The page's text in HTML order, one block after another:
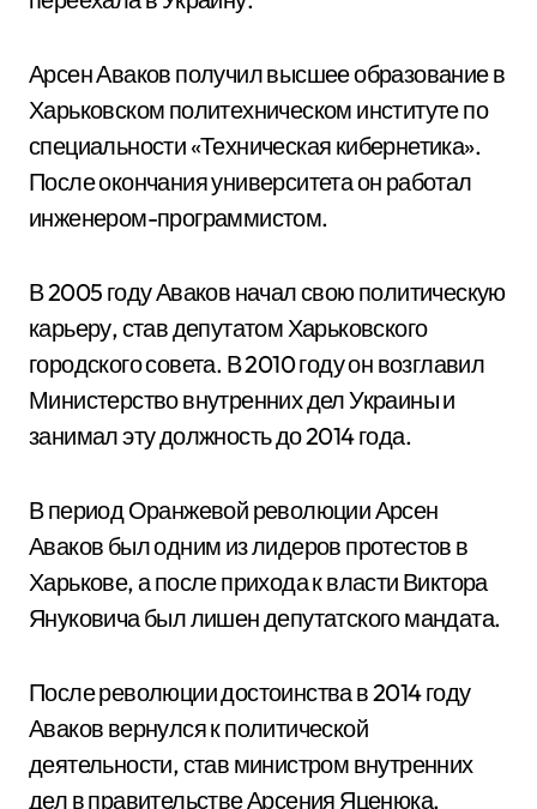
Арсен Аваков получил высшее образование в
Харьковском политехническом институте по
специальности «Техническая кибернетика».
После окончания университета он работал
инженером-программистом.
В 2005 году Аваков начал свою политическую
карьеру, став депутатом Харьковского
городского совета. В 2010 году он возглавил
Министерство внутренних дел Украины и
занимал эту должность до 2014 года.
В период Оранжевой революции Арсен
Аваков был одним из лидеров протестов в
Харькове, а после прихода к власти Виктора
Януковича был лишен депутатского мандата.
После революции достоинства в 2014 году
Аваков вернулся к политической
деятельности, став министром внутренних
дел в правительстве Арсения Яценюка.